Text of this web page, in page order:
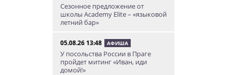
Сезонное предложение от
школы Academy Elite – «языковой
летний бар»
05.08.26 13:48 АФИША
У посольства России в Праге
пройдет митинг «Иван, иди
домой!»